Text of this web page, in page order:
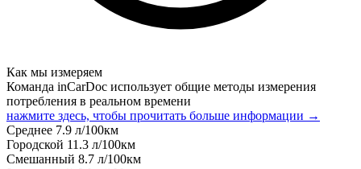
Как мы измеряем
Команда inCarDoc использует общие методы измерения
потребления в реальном времени
нажмите здесь, чтобы прочитать больше информации →
Среднее 7.9 л/100км
Городской 11.3 л/100км
Смешанный 8.7 л/100км